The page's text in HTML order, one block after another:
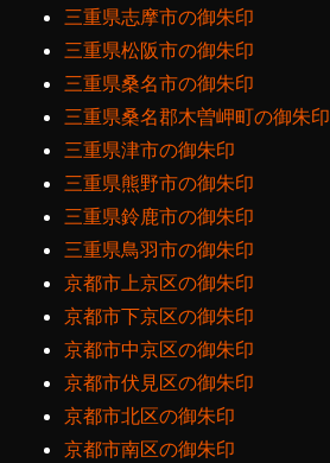
三重県志摩市の御朱印
三重県松阪市の御朱印
三重県桑名市の御朱印
三重県桑名郡木曽岬町の御朱印
三重県津市の御朱印
三重県熊野市の御朱印
三重県鈴鹿市の御朱印
三重県鳥羽市の御朱印
京都市上京区の御朱印
京都市下京区の御朱印
京都市中京区の御朱印
京都市伏見区の御朱印
京都市北区の御朱印
京都市南区の御朱印